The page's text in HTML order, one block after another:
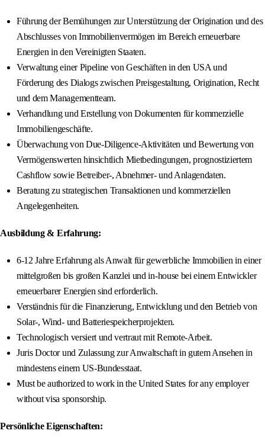
Führung der Bemühungen zur Unterstützung der Origination und des
Abschlusses von Immobilienvermögen im Bereich erneuerbare
Energien in den Vereinigten Staaten.
Verwaltung einer Pipeline von Geschäften in den USA und
Förderung des Dialogs zwischen Preisgestaltung, Origination, Recht
und dem Managementteam.
Verhandlung und Erstellung von Dokumenten für kommerzielle
Immobiliengeschäfte.
Überwachung von Due-Diligence-Aktivitäten und Bewertung von
Vermögenswerten hinsichtlich Mietbedingungen, prognostiziertem
Cashflow sowie Betreiber-, Abnehmer- und Anlagendaten.
Beratung zu strategischen Transaktionen und kommerziellen
Angelegenheiten.
Ausbildung & Erfahrung:
6-12 Jahre Erfahrung als Anwalt für gewerbliche Immobilien in einer
mittelgroßen bis großen Kanzlei und in-house bei einem Entwickler
erneuerbarer Energien sind erforderlich.
Verständnis für die Finanzierung, Entwicklung und den Betrieb von
Solar-, Wind- und Batteriespeicherprojekten.
Technologisch versiert und vertraut mit Remote-Arbeit.
Juris Doctor und Zulassung zur Anwaltschaft in gutem Ansehen in
mindestens einem US-Bundesstaat.
Must be authorized to work in the United States for any employer
without visa sponsorship.
Persönliche Eigenschaften: